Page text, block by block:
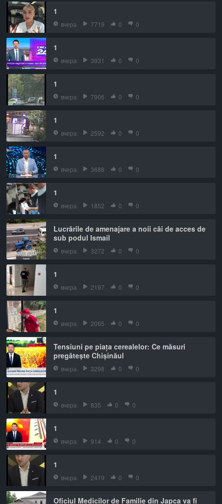
1
вчера 7719 0 0
1
вчера 3931 0 0
1
вчера 7906 0 0
1
вчера 2592 0 0
1
вчера 3688 0 0
1
вчера 1852 0 0
Lucrările de amenajare a noii căi de acces de
sub podul Ismail
вчера 3272 0 0
1
вчера 2197 0 0
1
вчера 2065 0 0
Tensiuni pe piața cerealelor: Ce măsuri
pregătește Chișinăul
вчера 3298 0 0
1
вчера 835 0 0
1
вчера 914 0 0
1
вчера 2419 0 0
Oficiul Medicilor de Familie din Japca va fi